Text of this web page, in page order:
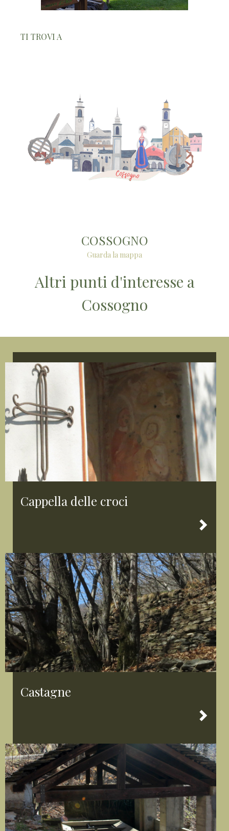
TI TROVI A
COSSOGNO
Guarda la mappa
Altri punti d'interesse a
Cossogno
Cappella delle croci
Castagne